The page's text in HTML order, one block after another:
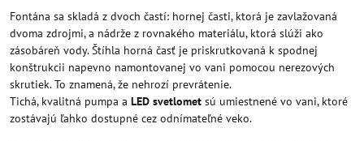
Fontána sa skladá z dvoch častí: hornej časti, ktorá je zavlažovaná
dvoma zdrojmi, a nádrže z rovnakého materiálu, ktorá slúži ako
zásobáreň vody. Štíhla horná časť je priskrutkovaná k spodnej
konštrukcii napevno namontovanej vo vani pomocou nerezových
skrutiek. To znamená, že nehrozí prevrátenie.
Tichá, kvalitná pumpa a LED svetlomet sú umiestnené vo vani, ktoré
zostávajú ľahko dostupné cez odnímateľné veko.